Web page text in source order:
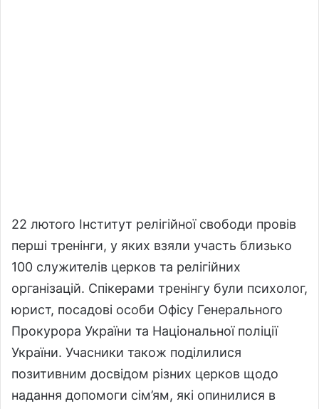
22 лютого Інститут релігійної свободи провів
перші тренінги, у яких взяли участь близько
100 служителів церков та релігійних
організацій. Спікерами тренінгу були психолог,
юрист, посадові особи Офісу Генерального
Прокурора України та Національної поліції
України. Учасники також поділилися
позитивним досвідом різних церков щодо
надання допомоги сім’ям, які опинилися в